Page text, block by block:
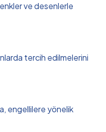
ve desenlerle
tercih edilmelerini
engellilere yönelik